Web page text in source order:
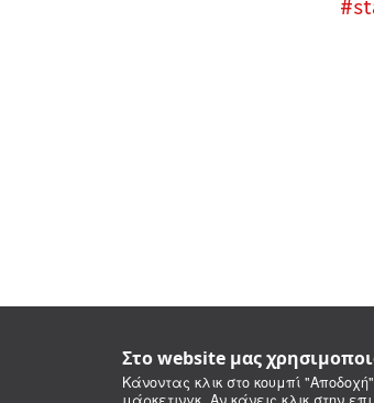
Στο website μας
Κάνοντας κλικ στο κουμπί